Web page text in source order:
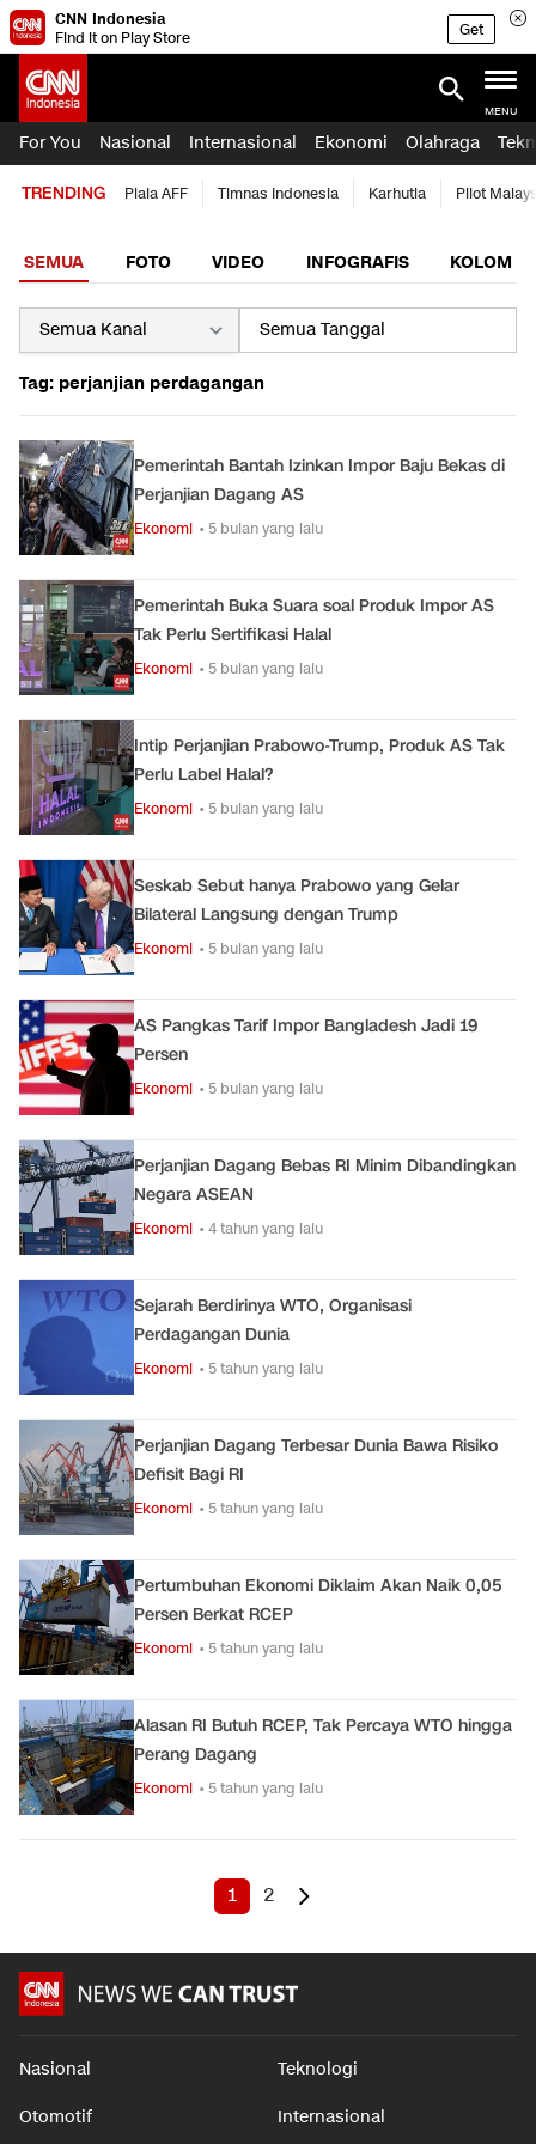
CNN Indonesia
Find it on Play Store
Get
MENU
For You Nasional Internasional Ekonomi Olahraga
TRENDING Piala AFF Timnas Indonesia Karhutla Pilot
SEMUA FOTO VIDEO INFOGRAFIS KOLOM
Tag: perjanjian perdagangan
Pemerintah Bantah Izinkan Impor Baju Bekas di
Perjanjian Dagang AS
Ekonomi • 5 bulan yang lalu
Pemerintah Buka Suara soal Produk Impor AS
Tak Perlu Sertifikasi Halal
Ekonomi • 5 bulan yang lalu
Intip Perjanjian Prabowo-Trump, Produk AS Tak
Perlu Label Halal?
Ekonomi • 5 bulan yang lalu
Seskab Sebut hanya Prabowo yang Gelar
Bilateral Langsung dengan Trump
Ekonomi • 5 bulan yang lalu
AS Pangkas Tarif Impor Bangladesh Jadi 19
Persen
Ekonomi • 5 bulan yang lalu
Perjanjian Dagang Bebas RI Minim Dibandingkan
Negara ASEAN
Ekonomi • 4 tahun yang lalu
Sejarah Berdirinya WTO, Organisasi
Perdagangan Dunia
Ekonomi • 5 tahun yang lalu
Perjanjian Dagang Terbesar Dunia Bawa Risiko
Defisit Bagi RI
Ekonomi • 5 tahun yang lalu
Pertumbuhan Ekonomi Diklaim Akan Naik 0,05
Persen Berkat RCEP
Ekonomi • 5 tahun yang lalu
Alasan RI Butuh RCEP, Tak Percaya WTO hingga
Perang Dagang
Ekonomi • 5 tahun yang lalu
1 2
Nasional Teknologi
Otomotif Internasional